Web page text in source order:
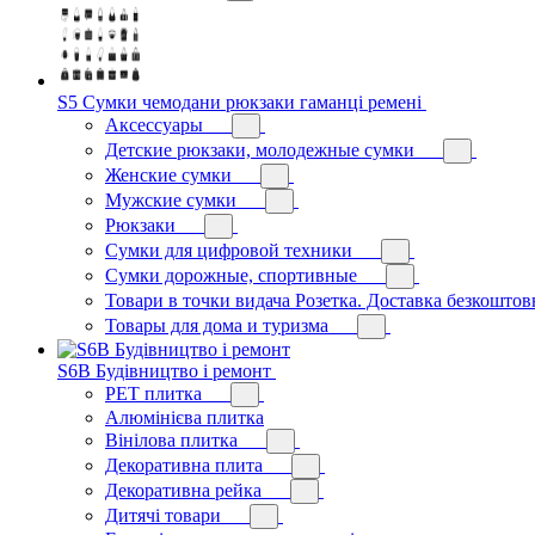
S5 Сумки чемодани рюкзаки гаманці ремені
Аксессуары
Детские рюкзаки, молодежные сумки
Женские сумки
Мужские сумки
Рюкзаки
Сумки для цифровой техники
Сумки дорожные, спортивные
Товари в точки видача Розетка. Доставка
Товары для дома и туризма
S6B Будівництво і ремонт
PЕT плитка
Алюмінієва плитка
Вінілова плитка
Декоративна плита
Декоративна рейка
Дитячі товари